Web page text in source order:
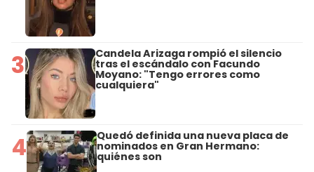
3 Candela Arizaga rompió el silencio
tras el escándalo con Facundo
Moyano: "Tengo errores como
cualquiera"
4 Quedó definida una nueva placa de
nominados en Gran Hermano:
quiénes son